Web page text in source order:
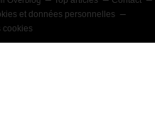
et données personnelles
cookies